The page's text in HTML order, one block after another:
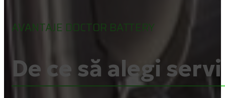
AVANTAJE DOCTOR BATTERY
De ce să alegi